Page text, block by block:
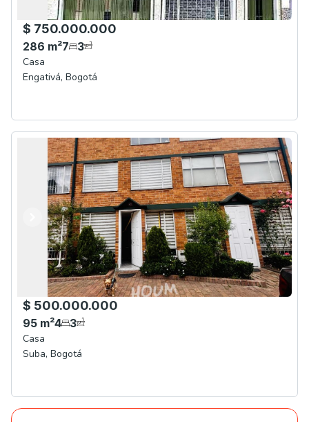
$ 750.000.000
286 m²7 3
Casa
Engativá, Bogotá
Anterior
Siguiente
$ 500.000.000
95 m²4 3
Casa
Suba, Bogotá